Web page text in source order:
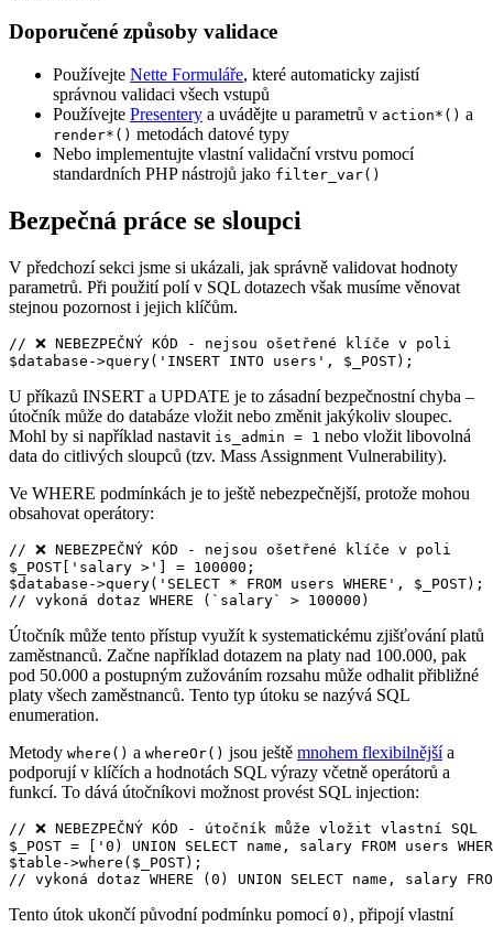
Doporučené způsoby validace
Používejte Nette Formuláře, které automaticky zajistí
správnou validaci všech vstupů
Používejte Presentery a uvádějte u parametrů v action*() a
render*() metodách datové typy
Nebo implementujte vlastní validační vrstvu pomocí
standardních PHP nástrojů jako filter_var()
Bezpečná práce se sloupci
V předchozí sekci jsme si ukázali, jak správně validovat hodnoty
parametrů. Při použití polí v SQL dotazech však musíme věnovat
stejnou pozornost i jejich klíčům.
// ❌ NEBEZPEČNÝ KÓD - nejsou ošetřené klíče v poli
U příkazů INSERT a UPDATE je to zásadní bezpečnostní chyba –
útočník může do databáze vložit nebo změnit jakýkoliv sloupec.
Mohl by si například nastavit is_admin = 1 nebo vložit libovolná
data do citlivých sloupců (tzv. Mass Assignment Vulnerability).
Ve WHERE podmínkách je to ještě nebezpečnější, protože mohou
obsahovat operátory:
// ❌ NEBEZPEČNÝ KÓD - nejsou ošetřené klíče v poli
$_POST['salary >'] = 100000;
$database->query('SELECT * FROM users WHERE', $_POST);
Útočník může tento přístup využít k systematickému zjišťování platů
zaměstnanců. Začne například dotazem na platy nad 100.000, pak
pod 50.000 a postupným zužováním rozsahu může odhalit přibližné
platy všech zaměstnanců. Tento typ útoku se nazývá SQL
enumeration.
Metody where() a whereOr() jsou ještě mnohem flexibilnějšía
podporují v klíčích a hodnotách SQL výrazy včetně operátorů a
funkcí. To dává útočníkovi možnost provést SQL injection:
// ❌ NEBEZPEČNÝ KÓD - útočník může vložit vlastní SQL
$_POST = ['0) UNION SELECT name, salary FROM users
$table->where($_POST);
Tento útok ukončí původní podmínku pomocí 0) , připojí vlastní